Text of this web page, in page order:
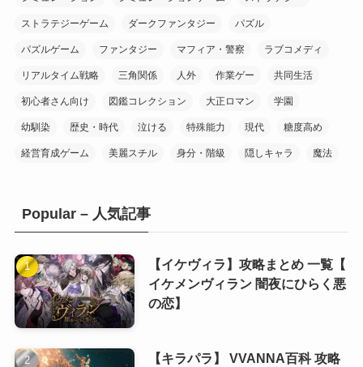
(1)
(1) (8)
(8)
(9)
(7)
(10)
(1)
(11)
(5)
ストラテジーゲーム ダークファンタジー パズル
パズルゲーム ファンタジー マフィア・警察 ラブコメディ
リアルタイム戦略 三角関係 人外 作業ゲー 共同生活
初心者さん向け 図鑑コレクション 大正ロマン 学園
幼馴染 歴史・時代 泣ける 特殊能力 現代 糖度高め
経営育成ゲーム 美麗スチル 身分・階級 隠しキャラ 魔法
Popular – 人気記事
【イケヴィラ】攻略まとめ 一覧【
イケメンヴィラン 闇夜にひらく悪
の恋】
【キラパラ】 VVANNA百科 攻略